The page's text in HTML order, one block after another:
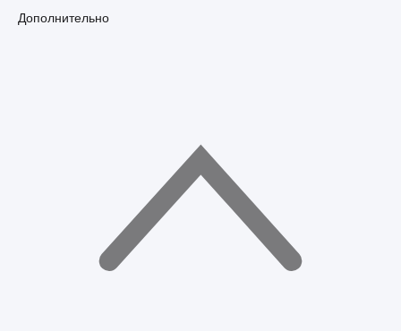
Дополнительно